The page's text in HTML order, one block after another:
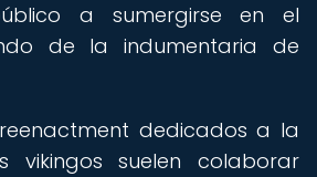
a sumergirse en el
de la indumentaria de
dedicados a la
vikingos suelen colaborar